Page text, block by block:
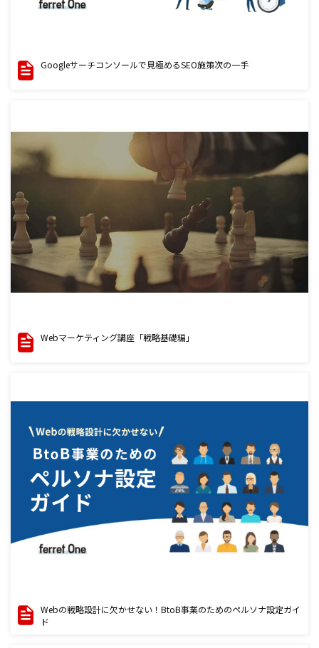
Googleサーチコンソールで見極めるSEO施策次の一手
Webマーケティング講座「戦略基礎編」
Webの戦略設計に欠かせない！BtoB事業のためのペルソナ設定ガイ
ド